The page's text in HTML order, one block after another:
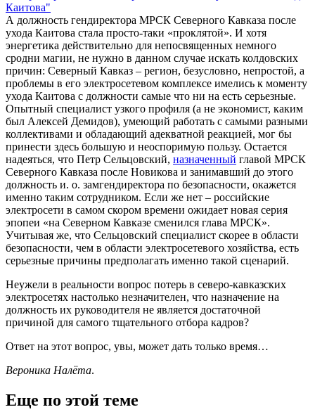
А должность гендиректора МРСК Северного Кавказа после
ухода Каитова стала просто-таки «проклятой». И хотя
энергетика действительно для непосвященных немного
сродни магии, не нужно в данном случае искать колдовских
причин: Северный Кавказ – регион, безусловно, непростой, а
проблемы в его электросетевом комплексе имелись к моменту
ухода Каитова с должности самые что ни на есть серьезные.
Опытный специалист узкого профиля (а не экономист, каким
был Алексей Демидов), умеющий работать с самыми разными
коллективами и обладающий адекватной реакцией, мог бы
принести здесь большую и неоспоримую пользу. Остается
надеяться, что Петр Сельцовский, назначенный главой МРСК
Северного Кавказа после Новикова и занимавший до этого
должность и. о. замгендиректора по безопасности, окажется
именно таким сотрудником. Если же нет – российские
электросети в самом скором времени ожидает новая серия
эпопеи «на Северном Кавказе сменился глава МРСК».
Учитывая же, что Сельцовский специалист скорее в области
безопасности, чем в области электросетевого хозяйства, есть
серьезные причины предполагать именно такой сценарий.
Неужели в реальности вопрос потерь в северо-кавказских
электросетях настолько незначителен, что назначение на
должность их руководителя не является достаточной
причиной для самого тщательного отбора кадров?
Ответ на этот вопрос, увы, может дать только время…
Вероника Налёта.
Еще по этой теме